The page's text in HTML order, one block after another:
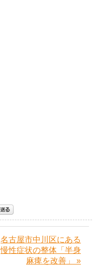
名古屋市中川区にある
慢性症状の整体「半身
麻痺を改善」 »